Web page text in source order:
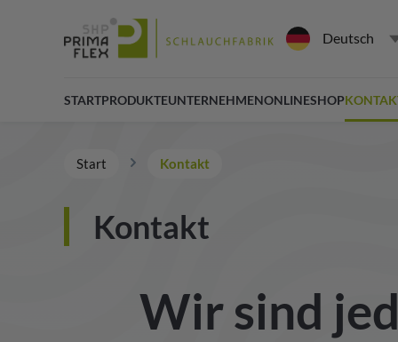
Deutsch
STARTPRODUKTEUNTERNEHMENONLINESHOP
Start Kontakt
Kontakt
Wir sind